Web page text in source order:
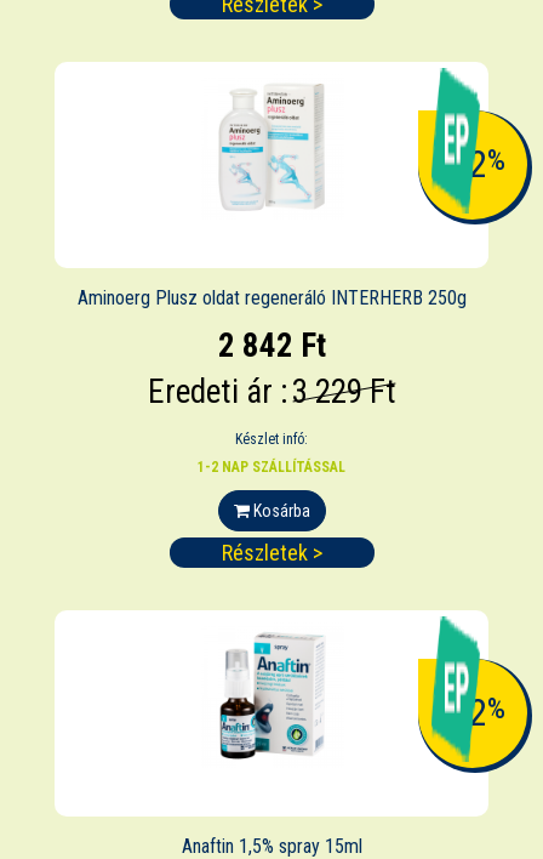
-12%
Aminoerg Plusz oldat regeneráló INTERHERB 250g
2 842 Ft
Eredeti ár :3 229 Ft
Készlet infó:
1-2 NAP SZÁLLÍTÁSSAL
Kosárba
Részletek >
-12%
Anaftin 1,5% spray 15ml